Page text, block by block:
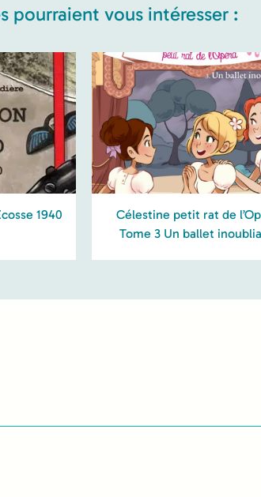
pourraient vous intéresser :
1940
Célestine petit rat de
Tome 3 Un ballet